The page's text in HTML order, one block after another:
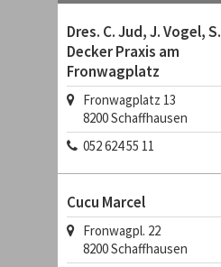
Dres. C. Jud, J. Vogel, S.
Decker Praxis am
Fronwagplatz
Fronwagplatz 13
8200Schaffhausen
052 624 55 11
Cucu Marcel
Fronwagpl. 22
8200Schaffhausen